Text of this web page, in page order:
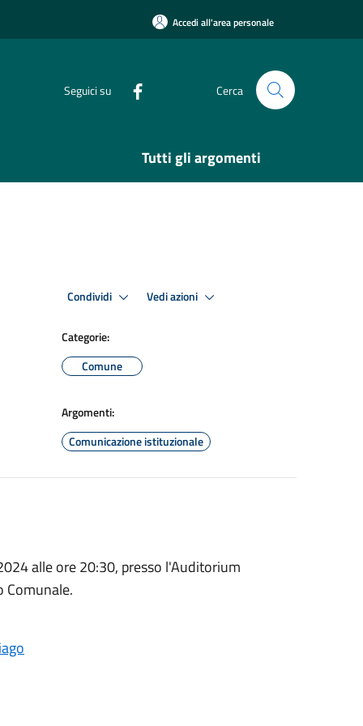
Accedi all'area personale
Seguici su Cerca
Tutti gli argomenti
Condividi Vedi azioni
Categorie:
Comune
Argomenti:
Comunicazione istituzionale
alle ore 20:30, presso l'Auditorium
Comunale.